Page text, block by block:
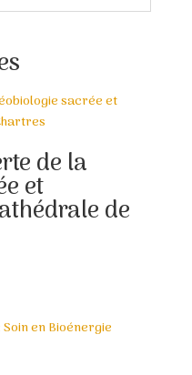
de la
et
de